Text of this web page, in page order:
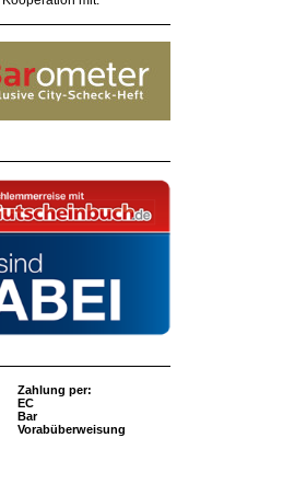
Zahlung per:
EC
Bar
Vorabüberweisung